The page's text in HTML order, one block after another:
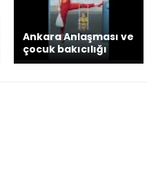
Ankara Anlaşması ve
çocuk bakıcılığı